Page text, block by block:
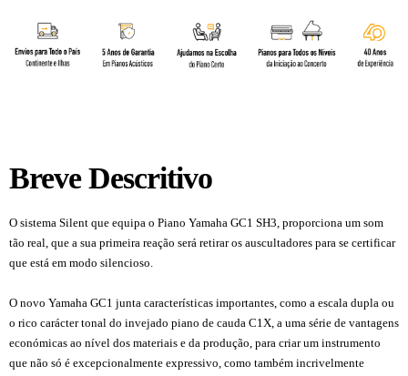
Breve Descritivo
O sistema Silent que equipa o Piano Yamaha GC1 SH3, proporciona um som
tão real, que a sua primeira reação será retirar os auscultadores para se certificar
que está em modo silencioso.
O novo Yamaha GC1 junta características importantes, como a escala dupla ou
o rico carácter tonal do invejado piano de cauda C1X, a uma série de vantagens
económicas ao nível dos materiais e da produção, para criar um instrumento
que não só é excepcionalmente expressivo, como também incrivelmente